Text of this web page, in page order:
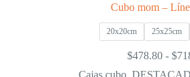
Cubo mom –
20x20cm 25x25cm
$478.80 - $